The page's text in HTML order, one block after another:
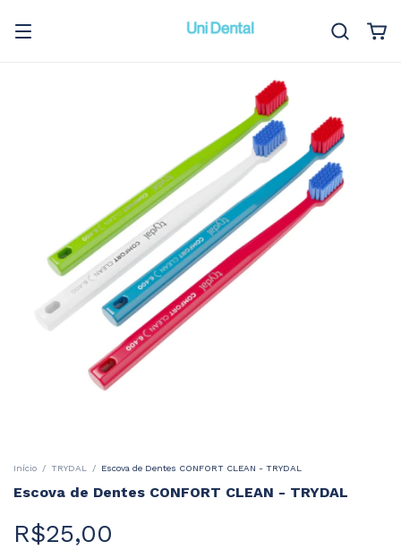
Início / TRYDAL / Escova de Dentes CONFORT CLEAN - TRYDAL
Escova de Dentes CONFORT CLEAN - TRYDAL
R$25,00